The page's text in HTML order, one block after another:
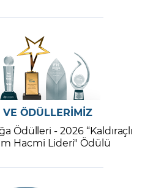
VE ÖDÜLLERİMİZ
Ödülleri - 2026 “Kaldıraçlı
Hacmi Lideri" Ödülü